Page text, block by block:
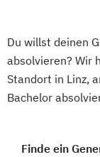
Du willst deinen
absolvieren? Wir
Standort in Linz,
Bachelor
Finde ein